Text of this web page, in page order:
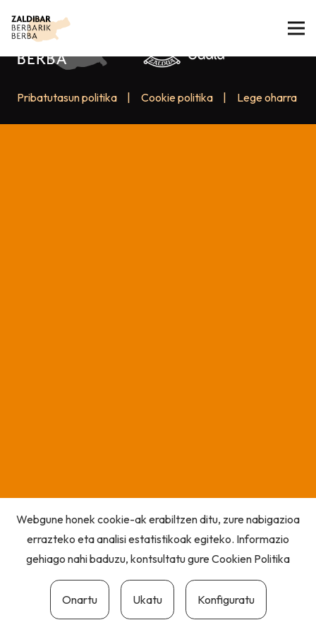
Pribatutasun politika Cookie politika Lege oharra
Webgune honek cookie-ak erabiltzen ditu, zure nabigazioa
errazteko eta analisi estatistikoak egiteko. Informazio
gehiago nahi baduzu, kontsultatu gureCookien Politika
Onartu Ukatu Konfiguratu